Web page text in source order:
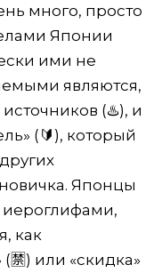
много, просто
Японии
ими не
являются,
источников (♨️), и
(🔰), который
Японцы
иероглифами,
как
или «скидка»